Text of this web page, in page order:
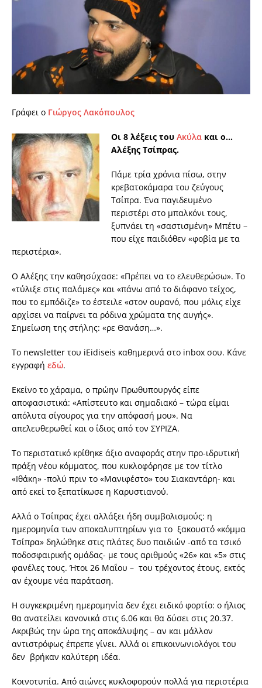
Γράφει ο Γιώργος Λακόπουλος
Οι 8 λέξεις του Ακύλα και ο…
Αλέξης Τσίπρας.
Πάμε τρία χρόνια πίσω, στην
κρεβατοκάμαρα του ζεύγους
Τσίπρα. Ένα παγιδευμένο
περιστέρι στο μπαλκόνι τους,
ξυπνάει τη «σαστισμένη» Μπέτυ –
που είχε παιδιόθεν «φοβία με τα
περιστέρια».
Ο Αλέξης την καθησύχασε: «Πρέπει να το ελευθερώσω». Το
«τύλιξε στις παλάμες» και «πάνω από το διάφανο τείχος,
που το εμπόδιζε» το έστειλε «στον ουρανό, που μόλις είχε
αρχίσει να παίρνει τα ρόδινα χρώματα της αυγής».
Σημείωση της στήλης: «ρε Θανάση…».
Το newsletter του iEidiseis καθημερινά στο inbox σου. Κάνε
εγγραφή εδώ.
Εκείνο το χάραμα, ο πρώην Πρωθυπουργός είπε
αποφασιστικά: «Απίστευτο και σημαδιακό – τώρα είμαι
απόλυτα σίγουρος για την απόφασή μου». Να
απελευθερωθεί και ο ίδιος από τον ΣΥΡΙΖΑ.
Το περιστατικό κρίθηκε άξιο αναφοράς στην προ-ιδρυτική
πράξη νέου κόμματος, που κυκλοφόρησε με τον τίτλο
«Ιθάκη» -πολύ πριν το «Μανιφέστο» του Σιακαντάρη- και
από εκεί το ξεπατίκωσε η Καρυστιανού.
Αλλά ο Τσίπρας έχει αλλάξει ήδη συμβολισμούς: η
ημερομηνία των αποκαλυπτηρίων για το ξακουστό «κόμμα
Τσίπρα» δηλώθηκε στις πλάτες δυο παιδιών -από τα τσικό
ποδοσφαιρικής ομάδας- με τους αριθμούς «26» και «5» στις
φανέλες τους. Ήτοι 26 Μαΐου – του τρέχοντος έτους, εκτός
αν έχουμε νέα παράταση.
Η συγκεκριμένη ημερομηνία δεν έχει ειδικό φορτίο: ο ήλιος
θα ανατείλει κανονικά στις 6.06 και θα δύσει στις 20.37.
Ακριβώς την ώρα της αποκάλυψης – αν και μάλλον
αντιστρόφως έπρεπε γίνει. Αλλά οι επικοινωνιολόγοι του
δεν βρήκαν καλύτερη ιδέα.
Κοινοτυπία. Από αιώνες κυκλοφορούν πολλά για περιστέρια